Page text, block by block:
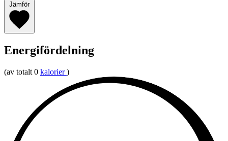
Jämför
Energifördelning
(av totalt 0 kalorier )